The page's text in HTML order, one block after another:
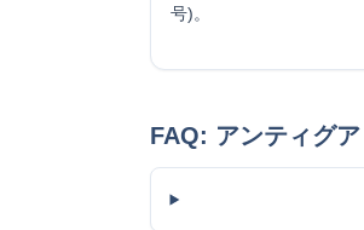
号)。
FAQ: アンティグ